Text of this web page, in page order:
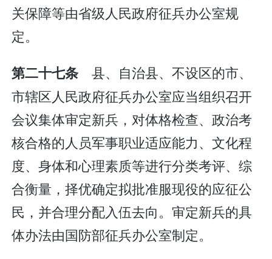
关保障等由省级人民政府征兵办公室规
定。
第二十七条 县、自治县、不设区的市、
市辖区人民政府征兵办公室应当组织召开
会议集体审定新兵，对体格检查、政治考
核合格的人员军事职业适应能力、文化程
度、身体和心理素质等进行分类考评、综
合衡量，择优确定拟批准服现役的应征公
民，并合理分配入伍去向。审定新兵的具
体办法由国防部征兵办公室制定。